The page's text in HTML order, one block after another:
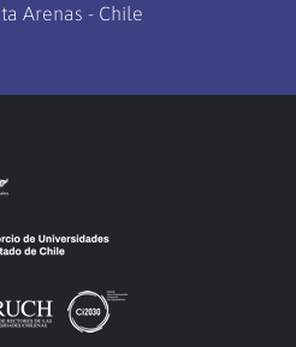
Arenas - Chile